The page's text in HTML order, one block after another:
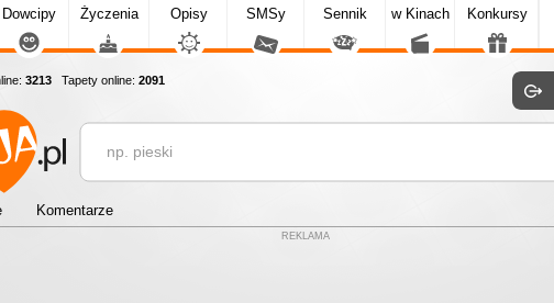
Dowcipy Życzenia Opisy SMSy Sennik w Kinach Konkursy
3213 Tapety online: 2091
Komentarze
REKLAMA